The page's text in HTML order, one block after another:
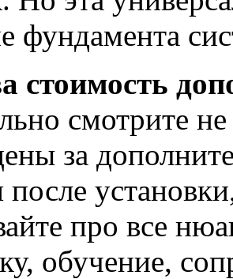
фундамента
стоимость
смотрите
за
после
про все
обучение,